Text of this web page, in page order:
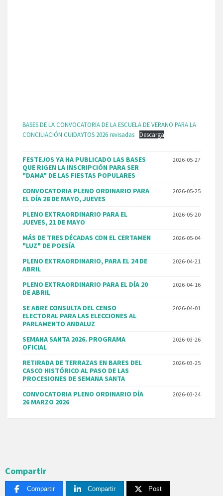
BASES DE LA CONVOCATORIA DE LA ESCUELA DE VERANO PARA LA
CONCILIACIÓN CUIDAYTOS 2026 revisadas
Descarga
FESTEJOS YA HA PUBLICADO LAS BASES
QUE RIGEN LA INSCRIPCIÓN PARA SER
"DAMA" DE LAS FIESTAS POPULARES
2026-05-27
CONVOCATORIA PLENO ORDINARIO PARA
EL DÍA 28 DE MAYO, JUEVES
2026-05-25
PLENO EXTRAORDINARIO PARA EL
JUEVES, 21 DE MAYO
2026-05-20
MÁS DE TRES DÉCADAS CON EL CERTAMEN
"LUZ" DE POESÍA
2026-05-04
PLENO EXTRAORDINARIO, PARA EL 24 DE
ABRIL
2026-04-21
PLENO EXTRAORDINARIO PARA EL DÍA 20
DE ABRIL
2026-04-16
SE ABRE CONSULTA DEL CENSO
ELECTORAL PARA LAS ELECCIONES AL
PARLAMENTO ANDALUZ
2026-04-01
SEMANA SANTA 2026. PROGRAMA
OFICIAL
2026-03-26
RETIRADA DE TERRAZAS EN BARES DEL
CASCO HISTÓRICO AL PASO DE LAS
PROCESIONES DE SEMANA SANTA
2026-03-25
CONVOCATORIA PLENO ORDINARIO DÍA
26 MARZO 2026
2026-03-24
Compartir
Compartir Compartir Post